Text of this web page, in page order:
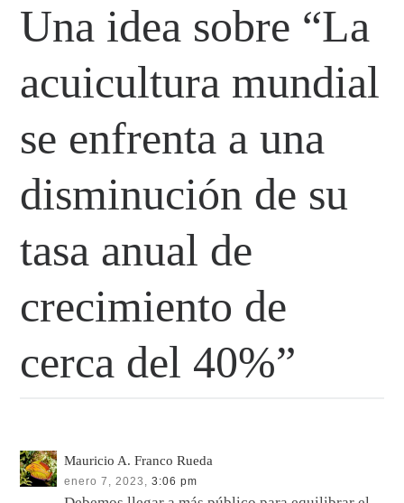
Una idea sobre “La
acuicultura mundial
se enfrenta a una
disminución de su
tasa anual de
crecimiento de
cerca del 40%”
Mauricio A. Franco Rueda
enero 7, 2023, 3:06 pm